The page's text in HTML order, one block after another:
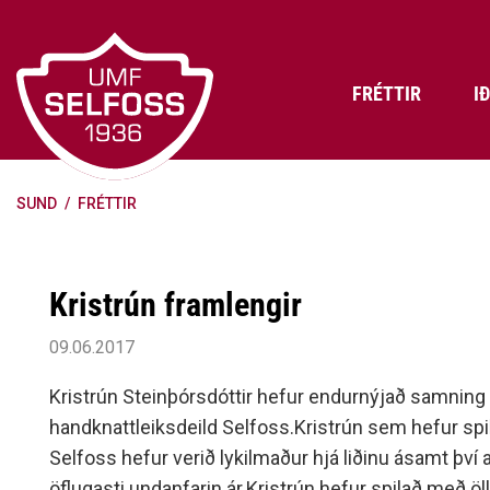
efni
FRÉTTIR
Æfingagjöld
Frádráttarbærir styrkir til
Selfoss
Jafnréttisáætlun Umf. Selfoss
Persónuverndarstefna Umf.
Selfoss
Reglugerð um fjáraflanir
SUND / FRÉTTIR
Kristrún framlengir
09.06.2017
Kristrún Steinþórsdóttir hefur endurnýjað samning
handknattleiksdeild Selfoss.Kristrún sem hefur
Selfoss hefur verið lykilmaður hjá liðinu ásamt því